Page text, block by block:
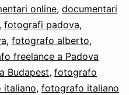
online, documentari
, fotografi padova,
, fotografo alberto,
freelance a Padova
Budapest, fotografo
italiano, fotografo italiano